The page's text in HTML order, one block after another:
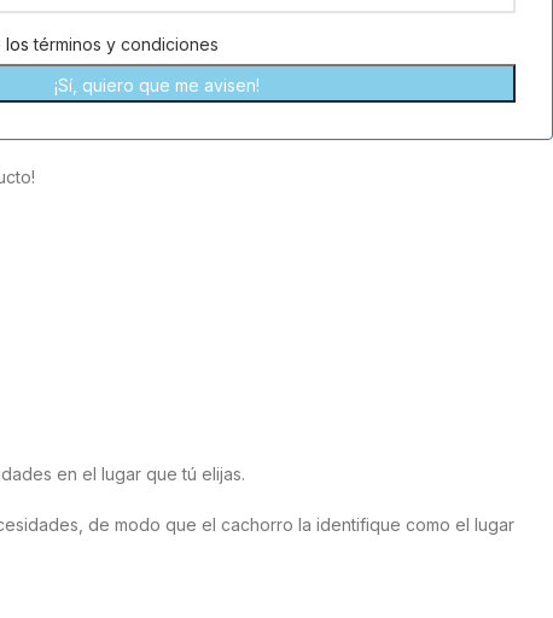
lostérminos y condiciones
en el lugar que tú elijas.
de modo que el cachorro la identifique como el lugar